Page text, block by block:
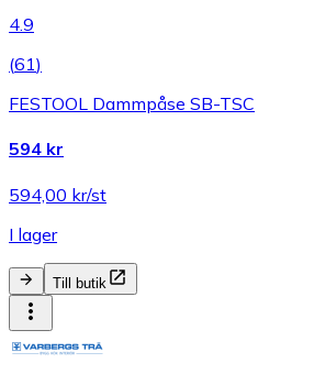
4.9
(61)
FESTOOL Dammpåse SB-TSC
594 kr
594,00 kr/st
I lager
Till butik